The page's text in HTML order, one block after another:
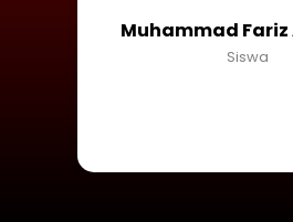
Muhammad
Siswa